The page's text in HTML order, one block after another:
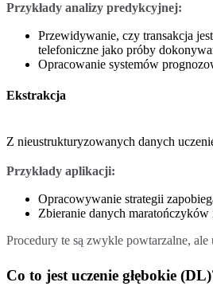
Przykłady analizy predykcyjnej:
Przewidywanie, czy transakcja
telefoniczne jako próby
Opracowanie systemów
Ekstrakcja
Z nieustrukturyzowanych danych
Przykłady aplikacji:
Opracowywanie strategii
Zbieranie danych
Procedury te są zwykle powtarzalne,
Co to jest uczenie głębokie